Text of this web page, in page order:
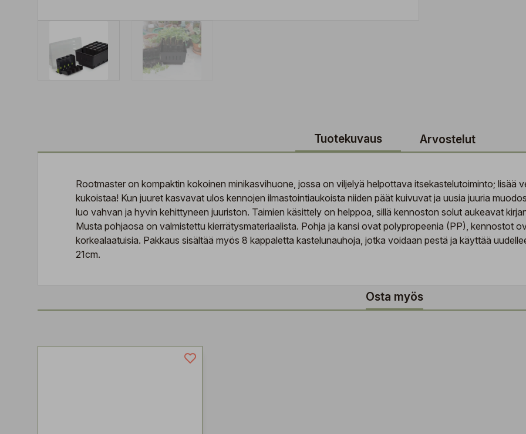
Tuotekuvaus Arvostelut
Rootmaster on kompaktin kokoinen minikasvihuone, jossa on viljelyä helpottava itsekastelutoiminto; lisää
kukoistaa! Kun juuret kasvavat ulos kennojen ilmastointiaukoista niiden päät kuivuvat ja uusia juuria
luo vahvan ja hyvin kehittyneen juuriston. Taimien käsittely on helppoa, sillä kennoston solut aukeavat
Musta pohjaosa on valmistettu kierrätysmateriaalista. Pohja ja kansi ovat polypropeenia (PP), kennostot
korkealaatuisia. Pakkaus sisältää myös 8 kappaletta kastelunauhoja, jotka voidaan pestä ja käyttää
21cm.
Osta myös